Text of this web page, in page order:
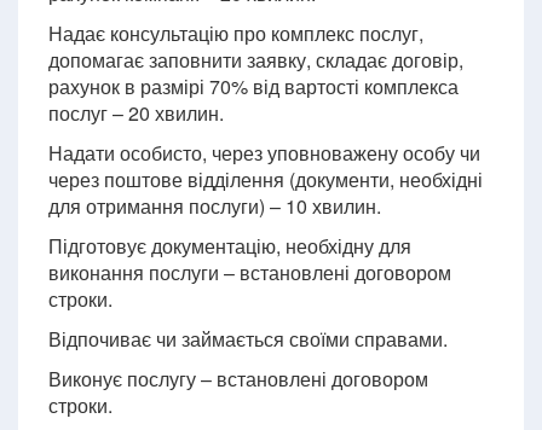
Надає консультацію про комплекс послуг,
допомагає заповнити заявку, складає договір,
рахунок в размірі 70% від вартості комплекса
послуг – 20 хвилин.
Надати особисто, через уповноважену особу чи
через поштове відділення (документи, необхідні
для отримання послуги) – 10 хвилин.
Підготовує документацію, необхідну для
виконання послуги – встановлені договором
строки.
Відпочиває чи займається своїми справами.
Виконує послугу – встановлені договором
строки.